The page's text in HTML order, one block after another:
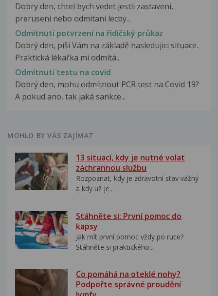
Dobry den, chtel bych vedet jestli zastaveni,
preruseni nebo odmitani lecby...
Odmítnutí potvrzení na řidičský průkaz
Dobrý den, píši Vám na základě nasledujici situace.
Praktická lékařka mi odmítá...
Odmítnutí testu na covid
Dobrý den, mohu odmítnout PCR test na Covid 19?
A pokud ano, tak jaká sankce...
MOHLO BY VÁS ZAJÍMAT
13 situací, kdy je nutné volat
záchrannou službu
Rozpoznat, kdy je zdravotní stav vážný
a kdy už je...
Stáhněte si: První pomoc do
kapsy
Jak mít první pomoc vždy po ruce?
Stáhněte si praktického...
Co pomáhá na oteklé nohy?
Podpořte správné proudění